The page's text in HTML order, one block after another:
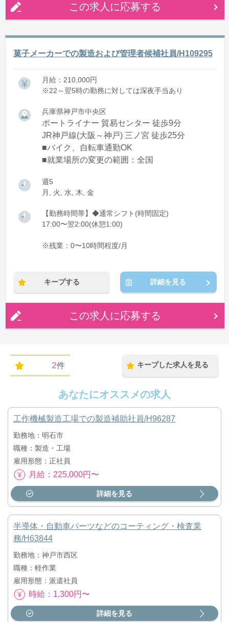
この求人に応募する
菓子メーカーでの製造および管理者候補社員/H109295
月給：210,000円
※22～翌5時の勤務に対しては深夜手当あり
兵庫県神戸市中央区
ポートライナー 貿易センター 徒歩9分
JR神戸線(大阪～神戸) 三ノ宮 徒歩25分
■バイク、自転車通勤OK
■就業場所の変更の範囲：全国
週5
月, 火, 水, 木, 金
【勤務時間帯】◆通常シフト(時間固定)
17:00〜翌2:00(休憩1:00)
※残業：0〜10時間程度/月
キープする 詳細を見る
この求人に応募する
2件 キープした求人を見る
あなたにオススメの求人
工作機械製造工場での製造補助社員/H96287
勤務地：明石市
職種：製造・工場
雇用形態：正社員
月給：225,000円〜
詳細を見る
半導体・自動車パーツなどのコーティング・検査業
務/H63844
勤務地：神戸市西区
職種：軽作業
雇用形態：派遣社員
時給：1,300円〜
詳細を見る